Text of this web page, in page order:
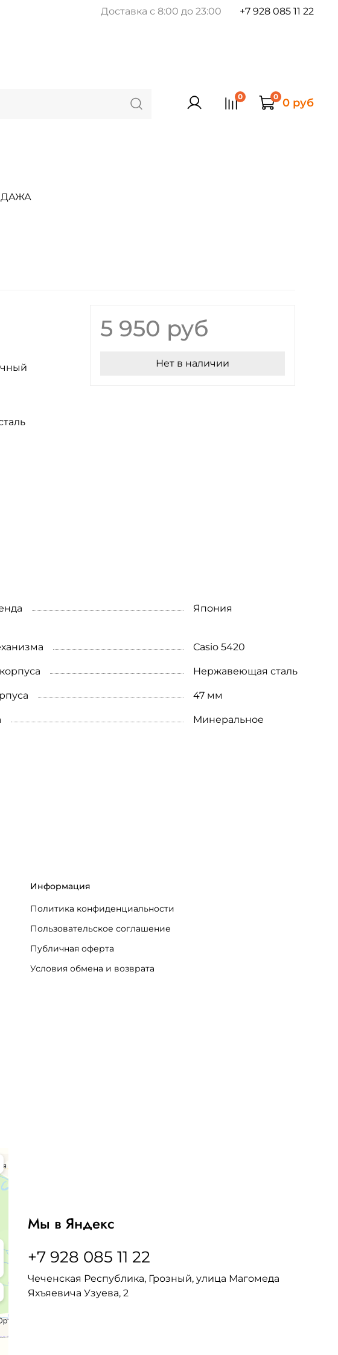
Доставка с 8:00 до 23:00 +7 928 085 11 22
0 0 0 руб
5 950 руб
Нет в наличии
Япония
Casio 5420
Нержавеющая сталь
47 мм
Минеральное
Информация
Политика конфиденциальности
Пользовательское соглашение
Публичная оферта
Условия обмена и возврата
Мы в Яндекс
+7 928 085 11 22
Чеченская Республика, Грозный, улица Магомеда
Яхъяевича Узуева, 2